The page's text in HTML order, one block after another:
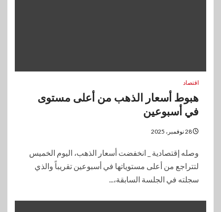
اقتصاد
هبوط أسعار الذهب من أعلى مستوى
في أسبوعين
وصله إقتصادية _ انخفضت أسعار الذهب، اليوم الخميس
لتتراجع من أعلى مستوياتها في أسبوعين تقريباً والذي
سجلته في الجلسة السابقة،...